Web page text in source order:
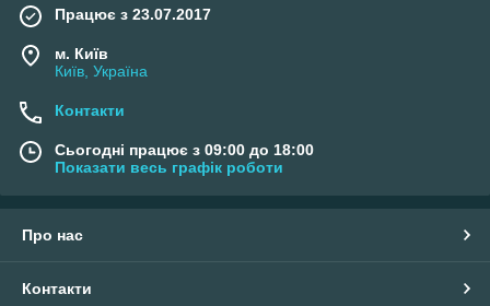
Працює з 23.07.2017
м. Київ
Київ, Україна
Контакти
Сьогодні працює з 09:00 до 18:00
Показати весь графік роботи
Про нас
Контакти